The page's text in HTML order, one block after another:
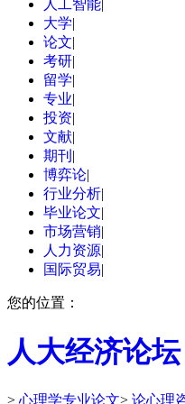
人工智能|
大学|
论文|
考研|
留学|
专业|
投资|
文献|
期刊 |
博弈论|
行业分析|
毕业论文|
市场营销|
人力资源|
国际贸易|
您的位置：
人大经济论坛
> 心理学专业论文> 论心理